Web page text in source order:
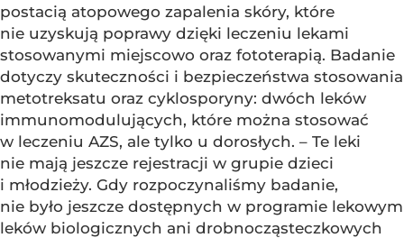
postacią atopowego zapalenia skóry, które
nie uzyskują poprawy dzięki leczeniu lekami
stosowanymi miejscowo oraz fototerapią. Badanie
dotyczy skuteczności i bezpieczeństwa stosowania
metotreksatu oraz cyklosporyny: dwóch leków
immunomodulujących, które można stosować
w leczeniu AZS, ale tylko u dorosłych. – Te leki
nie mają jeszcze rejestracji w grupie dzieci
i młodzieży. Gdy rozpoczynaliśmy badanie,
nie było jeszcze dostępnych w programie lekowym
leków biologicznych ani drobnocząsteczkowych